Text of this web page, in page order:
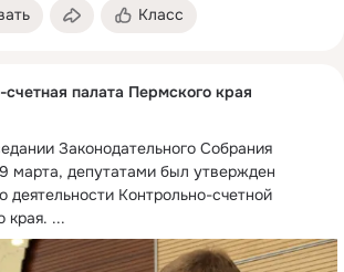
Класс
счетная палата Пермского края
Законодательного Собрания
марта, депутатами был утвержден
деятельности Контрольно-счетной
края. ...